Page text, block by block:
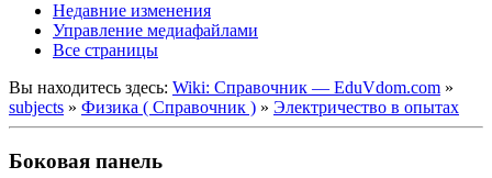
Недавние изменения
Управление медиафайлами
Все страницы
Вы находитесь здесь: Wiki: Справочник — EduVdom.com »
subjects » Физика ( Справочник ) » Электричество в опытах
Боковая панель